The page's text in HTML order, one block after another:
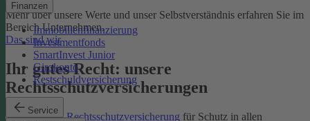
Finanzen
Immobilienfinanzierung
Investmentfonds
SmartInvest Junior
Girokonto
Restschuldversicherung
Service
Mehr über unsere Werte und unser Selbstverständnis erfahren Sie im
Bereich Unternehmen.
Das sind wir
Ihr gutes Recht: unsere
Rechtsschutzversicherungen
Private Rechtsschutzversicherung für Schutz in allen